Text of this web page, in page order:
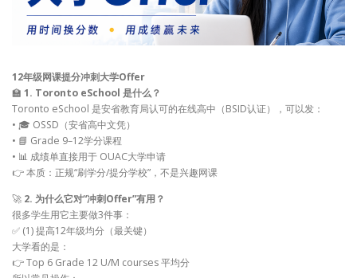
12年级网课提分冲刺大学Offer
🏫 1. Toronto eSchool 是什么？
Toronto eSchool 是安省教育局认可的在线高中（BSID认证），可以发：
• 🎓 OSSD（安省高中文凭）
• 📘 Grade 9–12学分课程
• 📊 成绩单直接用于 OUAC大学申请
👉 本质：正规“刷学分/提分学校”，不是兴趣网课
🚀 2. 为什么它对“冲刺Offer”有用？
很多学生用它主要做3件事：
✅ (1) 提高12年级均分（最关键）
大学看的是：
👉 Top 6 Grade 12 U/M courses 平均分